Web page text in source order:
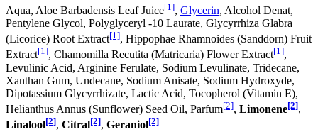
Aqua, Aloe Barbadensis Leaf Juice[1], Glycerin, Alcohol Denat,
Pentylene Glycol, Polyglyceryl -10 Laurate, Glycyrrhiza Glabra
(Licorice) Root Extract[1], Hippophae Rhamnoides (Sanddorn) Fruit
Extract[1], Chamomilla Recutita (Matricaria) Flower Extract[1],
Levulinic Acid, Arginine Ferulate, Sodium Levulinate, Tridecane,
Xanthan Gum, Undecane, Sodium Anisate, Sodium Hydroxyde,
Dipotassium Glycyrrhizate, Lactic Acid, Tocopherol (Vitamin E),
Helianthus Annus (Sunflower) Seed Oil, Parfum[2], Limonene[2],
Linalool[2], Citral[2], Geraniol[2]